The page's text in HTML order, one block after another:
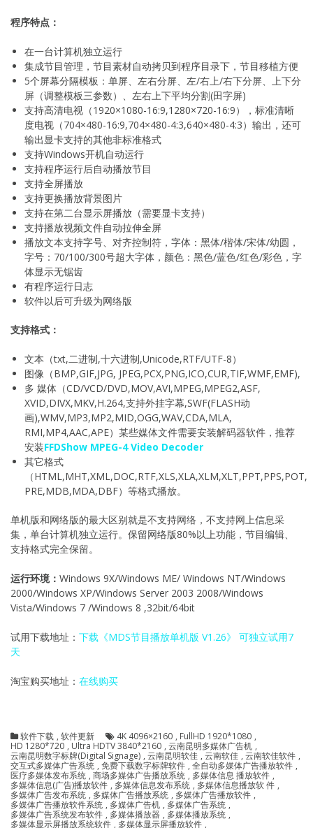
程序特点：
在一台计算机独立运行
集成节目管理，节目素材自动拷贝到程序目录下，节目移植方便
5个屏幕分隔模板：单屏、左右分屏、左/右上/右下分屏、上下分
屏（调整模板三参数）、左右上下平均分割(田字屏)
支持高清电视（1920×1080-16:9,1280×720-16:9），标准清晰
度电视（704×480-16:9,704×480-4:3,640×480-4:3）输出，还可
输出显卡支持的其他非标准格式
支持Windows开机自动运行
支持程序运行后自动播放节目
支持全屏播放
支持更换播放背景图片
支持在第二台显示屏播放（需要显卡支持）
支持播放视频文件自动拉伸全屏
播放文本支持字号、对齐控制符，字体：黑体/楷体/宋体/幼圆，
字号：70/100/300号超大字体，颜色：黑色/蓝色/红色/彩色，字
体显示无锯齿
有程序运行日志
软件以后可升级为网络版
支持格式：
文本（txt,二进制,十六进制,Unicode,RTF/UTF-8）
图像（BMP,GIF,JPG, JPEG,PCX,PNG,ICO,CUR,TIF,WMF,EMF),
多 媒体（CD/VCD/DVD,MOV,AVI,MPEG,MPEG2,ASF,
XVID,DIVX,MKV,H.264,支持外挂字幕,SWF(FLASH动
画),WMV,MP3,MP2,MID,OGG,WAV,CDA,MLA,
RMI,MP4,AAC,APE）某些媒体文件需要安装解码器软件，推荐
安装FFDShow MPEG-4 Video Decoder
其它格式
（HTML,MHT,XML,DOC,RTF,XLS,XLA,XLM,XLT,PPT,PPS,POT,
PRE,MDB,MDA,DBF）等格式播放。
单机版和网络版的最大区别就是不支持网络，不支持网上信息采
集，单台计算机独立运行。保留网络版80%以上功能，节目编辑、
支持格式完全保留。
运行环境： Windows 9X/Windows ME/ Windows NT/Windows
2000/Windows XP/Windows Server 2003 2008/Windows
Vista/Windows 7 /Windows 8 ,32bit/64bit
试用下载地址： 下载《MDS节目播放单机版 V1.26》 可独立试用7
天
淘宝购买地址： 在线购买
软件下载 , 软件更新 4K 4096×2160 , FullHD 1920*1080 ,
HD 1280*720 , Ultra HDTV 3840*2160 , 云南昆明多媒体广告机 ,
云南昆明数字标牌(Digital Signage) , 云南昆明软佳 , 云南软佳 , 云南软佳软件 ,
交互式多媒体广告系统 , 免费下载数字标牌软件 , 全自动多媒体广告播放软件 ,
医疗多媒体发布系统 , 商场多媒体广告播放系统 , 多媒体信息 播放软件 ,
多媒体信息(广告)播放软件 , 多媒体信息发布系统 , 多媒体信息播放软 件 ,
多媒体广告发布系统 , 多媒体广告播放系统 , 多媒体广告播放软件 ,
多媒体广告播放软件系统 , 多媒体广告机 , 多媒体广告系统 ,
多媒体广告系统发布软件 , 多媒体播放器 , 多媒体播放系统 ,
多媒体显示屏播放系统软件 , 多媒体显示屏播放软件 ,